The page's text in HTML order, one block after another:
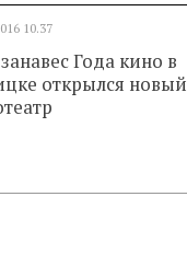
10.37
Года кино в
открылся новый